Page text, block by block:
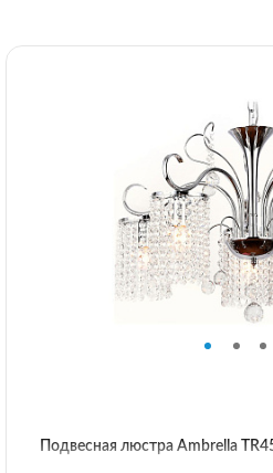
Подвесная люстра Ambrella